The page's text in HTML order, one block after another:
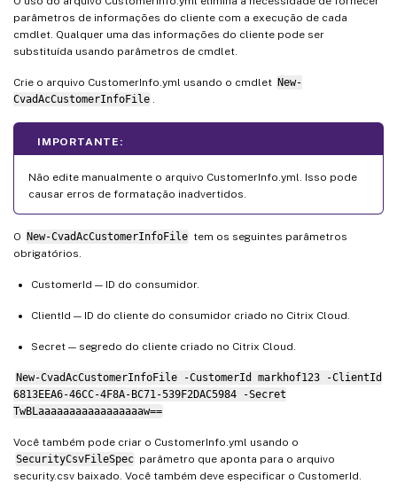
parâmetros de informações do cliente com a execução de cada
cmdlet. Qualquer uma das informações do cliente pode ser
substituída usando parâmetros de cmdlet.
Crie o arquivo CustomerInfo.yml usando o cmdlet New-
CvadAcCustomerInfoFile .
IMPORTANTE:
Não edite manualmente o arquivo CustomerInfo.yml. Isso pode
causar erros de formatação inadvertidos.
O New-CvadAcCustomerInfoFile tem os seguintes parâmetros
obrigatórios.
CustomerId — ID do consumidor.
ClientId — ID do cliente do consumidor criado no Citrix Cloud.
Secret — segredo do cliente criado no Citrix Cloud.
New-CvadAcCustomerInfoFile -CustomerId markhof123 -ClientId
6813EEA6-46CC-4F8A-BC71-539F2DAC5984 -Secret
TwBLaaaaaaaaaaaaaaaaaw==
Você também pode criar o CustomerInfo.yml usando o
SecurityCsvFileSpec parâmetro que aponta para o arquivo
security.csv baixado. Você também deve especificar o CustomerId.